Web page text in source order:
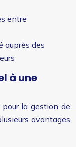
entre
auprès des
à une
la gestion de
avantages